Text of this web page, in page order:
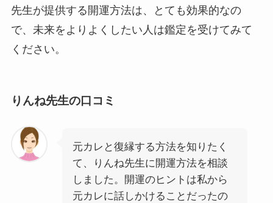
先生が提供する開運方法は、とても効果的なの
で、未来をよりよくしたい人は鑑定を受けてみて
ください。
りんね先生の口コミ
元カレと復縁する方法を知りたく
て、りんね先生に開運方法を相談
しました。開運のヒントは私から
元カレに話しかけることだったの